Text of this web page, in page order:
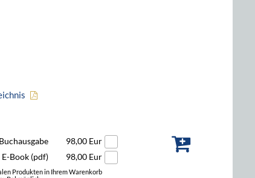
Buchausgabe
98,00 Eur
E-Book (pdf) 98,00 Eur
Produkten in Ihrem Warenkorb